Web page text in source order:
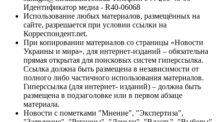
Идентификатор медиа - R40-06068
Использование любых материалов, размещённых на
сайте, разрешается при условии ссылки на
Корреспондент.net.
При копировании материалов со страницы «Новости
Украины и мира», для интернет-изданий – обязательна
прямая открытая для поисковых систем гиперссылка.
Ссылка должна быть размещена в независимости от
полного либо частичного использования материалов.
Гиперссылка (для интернет- изданий) – должна быть
размещена в подзаголовке или в первом абзаце
материала.
Новости с пометками "Мнение", "Экспертиза",